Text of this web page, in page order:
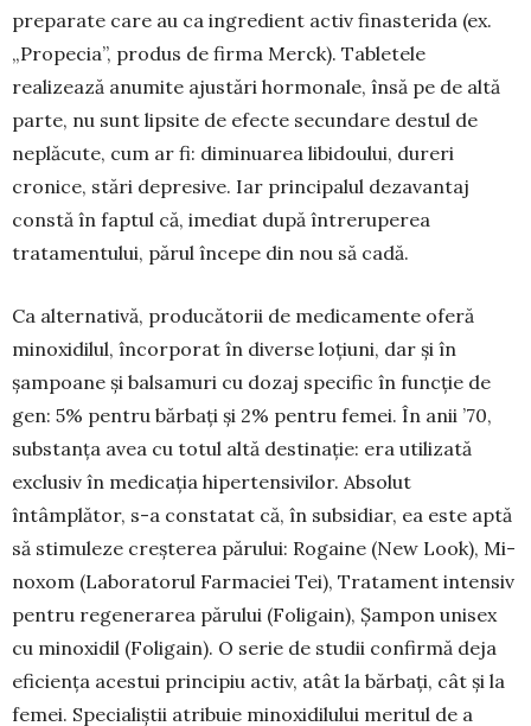
pre­parate care au ca ingredient activ finasterida (ex.
„Propecia”, produs de firma Merck). Tabletele
realizează anumite ajustări hormonale, însă pe de altă
parte, nu sunt lipsite de efecte secundare des­tul de
neplăcute, cum ar fi: diminuarea libi­doului, dureri
cronice, stări de­pre­sive. Iar principalul dezavantaj
constă în faptul că, imediat după întreruperea
tratamen­tului, părul începe din nou să cadă.
Ca alternativă, producătorii de medicamente oferă
minoxidilul, încorporat în diverse loțiuni, dar și în
șampoane și balsamuri cu dozaj specific în funcție de
gen: 5% pentru bărbați și 2% pentru femei. În anii ’70,
substanța avea cu totul altă des­tinație: era utilizată
exclusiv în medicația hi­per­tensivilor. Absolut
întâmplător, s-a con­statat că, în subsidiar, ea este aptă
să stimuleze creșterea părului: Rogaine (New Look), Mi­
noxom (La­boratorul Farmaciei Tei), Trata­ment intensiv
pentru regenerarea părului (Foligain), Șampon unisex
cu minoxidil (Foli­gain). O serie de studii confirmă deja
eficiența acestui principiu activ, atât la bărbați, cât și la
femei. Specialiștii atribuie minoxidilului meritul de a